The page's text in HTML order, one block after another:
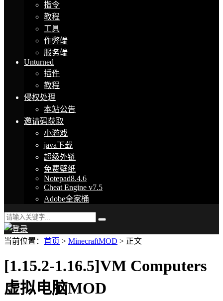
指令
教程
工具
作弊端
服务端
Unturned
插件
教程
侵权处理
本站公告
邀请码获取
小游戏
java下载
超级外链
免费壁纸
Notepad8.4.6
Cheat Engine v7.5
Adobe全家桶
当前位置： 首页 > MinecraftMOD > 正文
[1.15.2-1.16.5]VM Computers
虚拟电脑MOD